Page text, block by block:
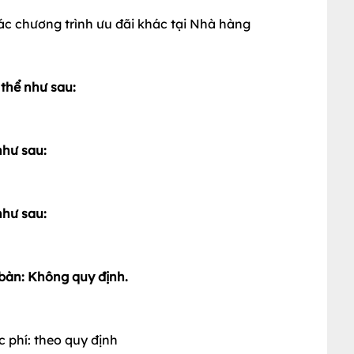
chương trình ưu đãi khác tại Nhà hàng
như sau:
sau:
sau:
Không quy định.
phí: theo quy định